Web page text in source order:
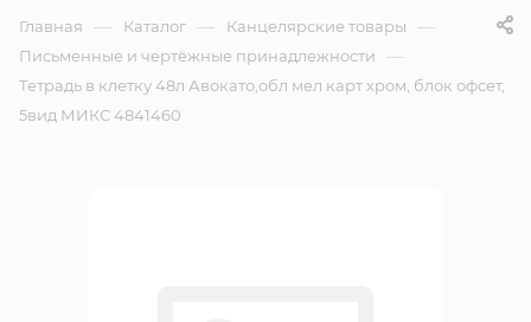
Главная — Каталог — Канцелярские товары —
Письменные и чертёжные принадлежности —
Тетрадь в клетку 48л Авокато,обл мел карт хром, блок офсет,
5вид МИКС 4841460